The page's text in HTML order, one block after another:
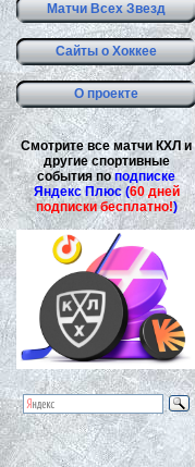
Матчи Всех Звезд
Сайты о Хоккее
О проекте
Смотрите все матчи КХЛ и
другие спортивные
события поподписке
Яндекс Плюс (60 дней
подписки бесплатно!)